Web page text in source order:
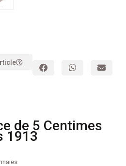
de 5 Centimes
1913